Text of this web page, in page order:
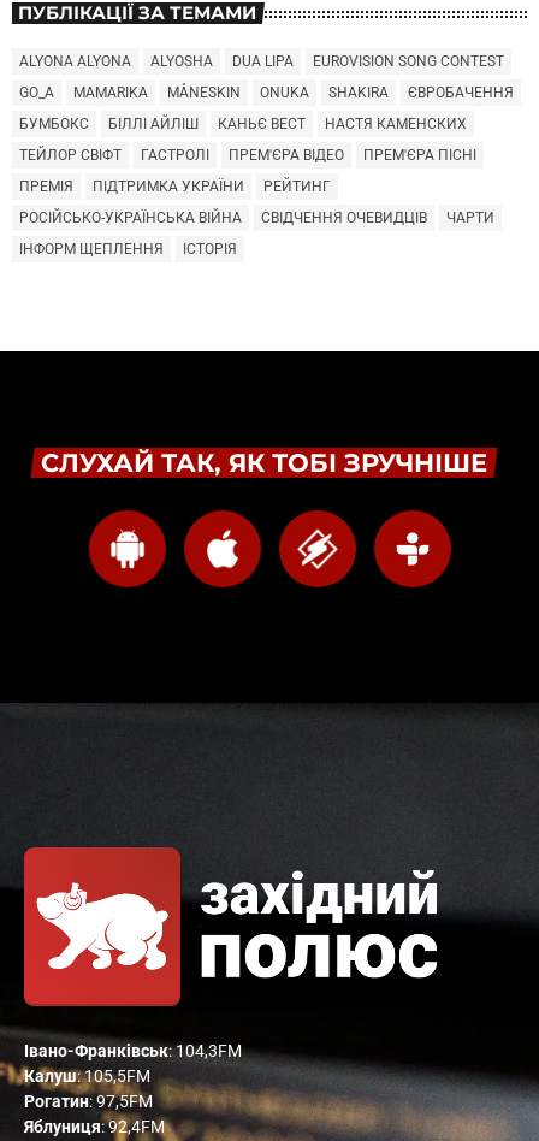
ПУБЛІКАЦІЇ ЗА ТЕМАМИ
ALYONA ALYONA ALYOSHA DUA LIPA
EUROVISION SONG CONTEST
GO_A
MAMARIKA MÅNESKIN ONUKA SHAKIRA
ЄВРОБАЧЕННЯ
БУМБОКС
БІЛЛІ АЙЛІШ КАНЬЄ ВЕСТ
НАСТЯ КАМЕНСКИХ
ТЕЙЛОР СВІФТ
ГАСТРОЛІ ПРЕМ'ЄРА ВІДЕО
ПРЕМ'ЄРА ПІСНІ
ПРЕМІЯ
ПІДТРИМКА УКРАЇНИ
РЕЙТИНГ
РОСІЙСЬКО-УКРАЇНСЬКА ВІЙНА
СВІДЧЕННЯ ОЧЕВИДЦІВ
ЧАРТИ
ІНФОРМ ЩЕПЛЕННЯ
ІСТОРІЯ
СЛУХАЙ ТАК, ЯК ТОБІ ЗРУЧНІШЕ
Івано-Франківськ: 104,3FM
Калуш: 105,5FM
Рогатин: 97,5FM
Яблуниця: 92,4FM